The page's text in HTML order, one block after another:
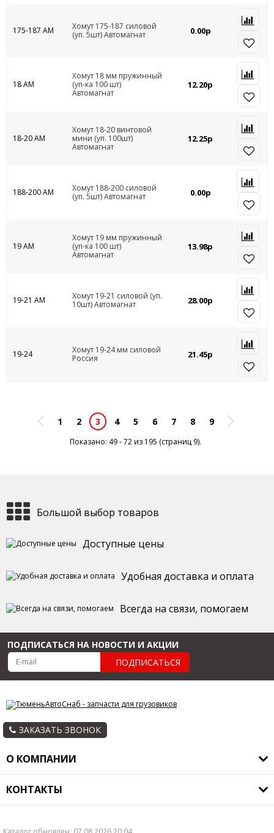
175-187 АМ
Хомут 175-187 силовой
(уп. 5шт) Автомагнат
0.00р
18 АМ
Хомут 18 мм пружинный
(уп-ка 100 шт)
Автомагнат
12.20р
18-20 АМ
Хомут 18-20 винтовой
мини (уп. 100шт)
Автомагнат
12.25р
188-200 АМ
Хомут 188-200 силовой
(уп. 5шт) Автомагнат
0.00р
19 АМ
Хомут 19 мм пружинный
(уп-ка 100 шт)
Автомагнат
13.98р
19-21 АМ
Хомут 19-21 силовой (уп.
10шт) Автомагнат
28.00р
19-24
Хомут 19-24 мм силовой
Россия
21.45р
1 2 3 4 5 6 7 8 9
Показано: 49 - 72 из 195 (страниц 9).
Большой выбор товаров
Доступные цены
Удобная доставка и оплата
Всегда на связи, помогаем
ПОДПИСАТЬСЯ НА НОВОСТИ И АКЦИИ
ПОДПИСАТЬСЯ
ЗАКАЗАТЬ ЗВОНОК
О КОМПАНИИ
Оплата и доставка
Новости
КОНТАКТЫ
8(3452) 48-99-32, 47-36-55, 48-99-35, +79952396910
avtosnab172@mail.ru